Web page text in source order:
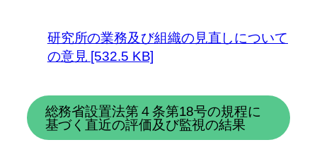
研究所の業務及び組織の見直しについて
の意見 [532.5 KB]
総務省設置法第４条第18号の規程に
基づく直近の評価及び監視の結果